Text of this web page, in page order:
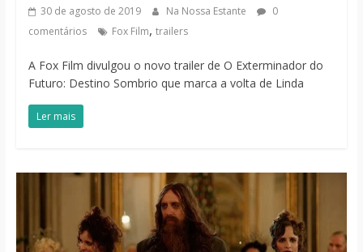
30 de agosto de 2019 Na Nossa Estante
0
comentários
Fox Film, trailers
A Fox Film divulgou o novo trailer de O Exterminador do
Futuro: Destino Sombrio que marca a volta de Linda
Ler mais